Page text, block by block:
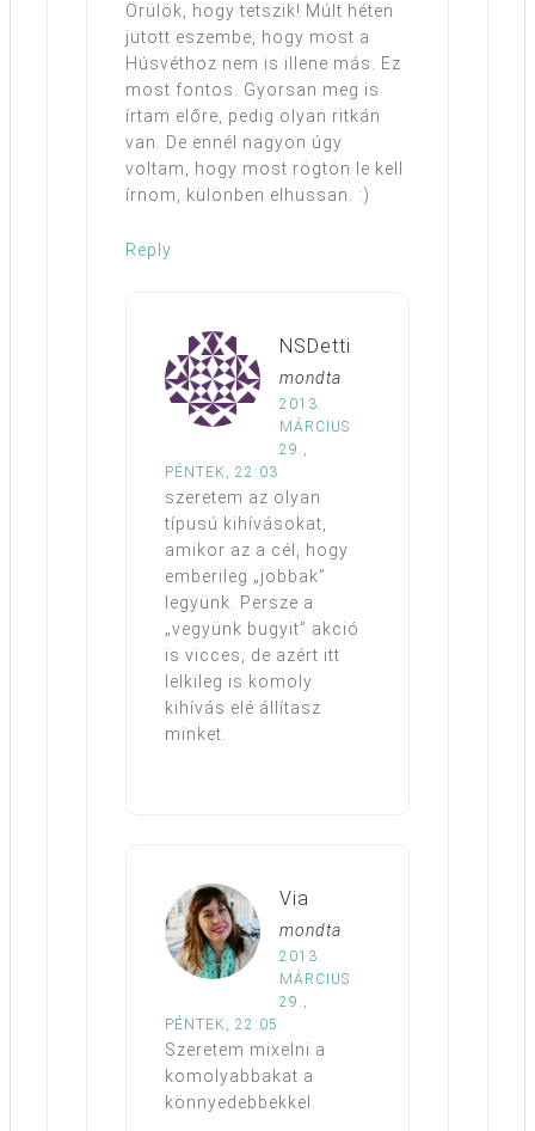
Örülök, hogy tetszik! Múlt héten
jutott eszembe, hogy most a
Húsvéthoz nem is illene más. Ez
most fontos. Gyorsan meg is
írtam előre, pedig olyan ritkán
van. De ennél nagyon úgy
voltam, hogy most rögtön le kell
írnom, különben elhussan. :)
Reply
NSDetti
mondta
2013.
MÁRCIUS
29.,
PÉNTEK, 22:03
szeretem az olyan
típusú kihívásokat,
amikor az a cél, hogy
emberileg „jobbak”
legyünk. Persze a
„vegyünk bugyit” akció
is vicces, de azért itt
lelkileg is komoly
kihívás elé állítasz
minket.
Via
mondta
2013.
MÁRCIUS
29.,
PÉNTEK, 22:05
Szeretem mixelni a
komolyabbakat a
könnyedebbekkel.